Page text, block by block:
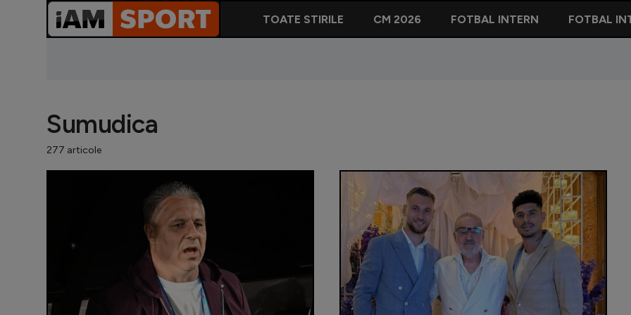
TOATE STIRILE CM 2026 FOTBAL INTERN FOTBAL
Sumudica
277 articole